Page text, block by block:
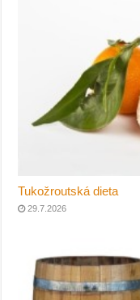
Tukožroutská dieta
29.7.2026